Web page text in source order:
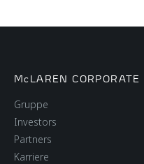
McLAREN CORPORATE
Gruppe
Investors
Partners
Karriere